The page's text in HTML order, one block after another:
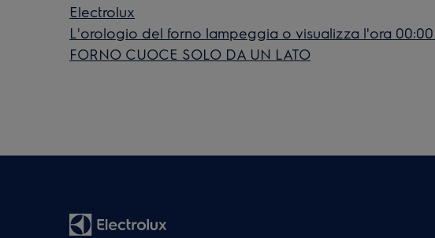
Electrolux
L'orologio del forno lampeggia o visualizza l'ora 00:00
FORNO CUOCE SOLO DA UN LATO